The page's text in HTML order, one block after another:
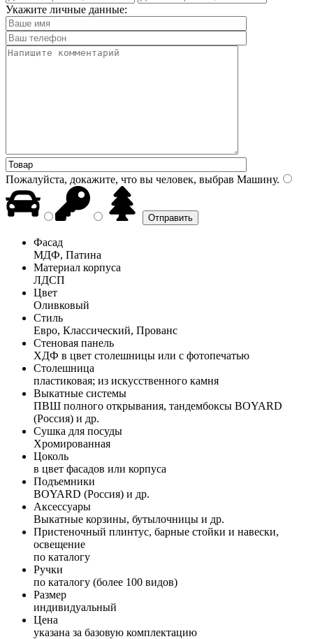
Укажите личные данные:
Пожалуйста, докажите, что вы человек, выбрав Машину.
Фасад
МДФ, Патина
Материал корпуса
ЛДСП
Цвет
Оливковый
Стиль
Евро, Классический, Прованс
Стеновая панель
ХДФ в цвет столешницы или с фотопечатью
Столешница
пластиковая; из искусственного камня
Выкатные системы
ПВШ полного открывания, тандембоксы BOYARD
(Россия) и др.
Сушка для посуды
Хромированная
Цоколь
в цвет фасадов или корпуса
Подъемники
BOYARD (Россия) и др.
Аксессуары
Выкатные корзины, бутылочницы и др.
Пристеночный плинтус, барные стойки и навески,
освещение
по каталогу
Ручки
по каталогу (более 100 видов)
Размер
индивидуальный
Цена
указана за базовую комплектацию